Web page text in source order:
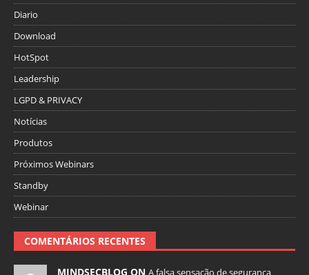
Diario
Download
HotSpot
Leadership
LGPD & PRIVACY
Notícias
Produtos
Próximos Webinars
Standby
Webinar
COMENTÁRIOS RECENTES
MINDSECBLOG ON A falsa sensação de segurança